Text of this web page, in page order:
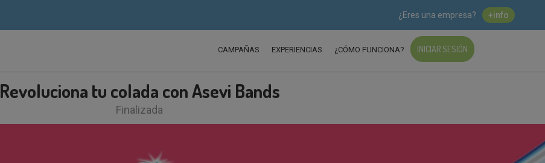
¿Eres una empresa? +info
CAMPAÑAS EXPERIENCIAS ¿CÓMO FUNCIONA? INICIAR SESIÓN
Revoluciona tu colada con Asevi Bands
Finalizada